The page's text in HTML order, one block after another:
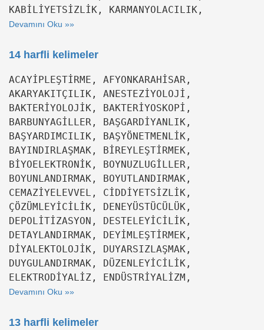
KABİLİYETSİZLİK, KARMANYOLACILIK,
Devamını Oku »»
14 harfli kelimeler
ACAYİPLEŞTİRME, AFYONKARAHİSAR,
AKARYAKITÇILIK, ANESTEZİYOLOJİ,
BAKTERİYOLOJİK, BAKTERİYOSKOPİ,
BARBUNYAGİLLER, BAŞGARDİYANLIK,
BAŞYARDIMCILIK, BAŞYÖNETMENLİK,
BAYINDIRLAŞMAK, BİREYLEŞTİRMEK,
BİYOELEKTRONİK, BOYNUZLUGİLLER,
BOYUNLANDIRMAK, BOYUTLANDIRMAK,
CEMAZİYELEVVEL, CİDDİYETSİZLİK,
ÇÖZÜMLEYİCİLİK, DENEYÜSTÜCÜLÜK,
DEPOLİTİZASYON, DESTELEYİCİLİK,
DETAYLANDIRMAK, DEYİMLEŞTİRMEK,
DİYALEKTOLOJİK, DUYARSIZLAŞMAK,
DUYGULANDIRMAK, DÜZENLEYİCİLİK,
ELEKTRODİYALİZ, ENDÜSTRİYALİZM,
Devamını Oku »»
13 harfli kelimeler